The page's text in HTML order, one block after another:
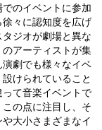
のイベントに参加
々に認知度を広げ
ジオが劇場と異な
アーティストが集
劇でも様々なイベ
けられていること
て音楽イベントで
の点に注目し、そ
大小さまざまなイ